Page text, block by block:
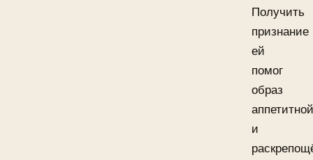
Получить
признание
ей
помог
образ
аппетитной
и